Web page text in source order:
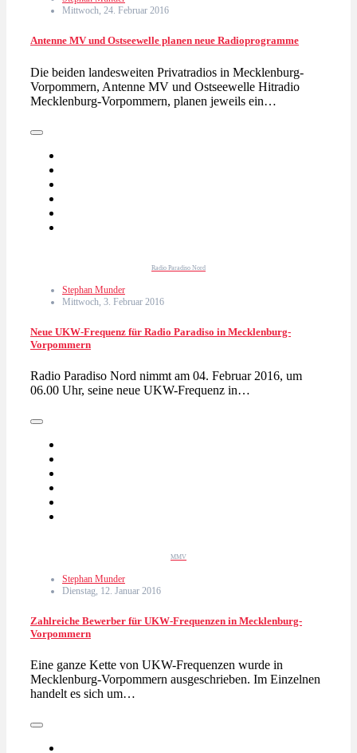
Mittwoch, 24. Februar 2016
Antenne MV und Ostseewelle planen neue Radioprogramme
Die beiden landesweiten Privatradios in Mecklenburg-
Vorpommern, Antenne MV und Ostseewelle Hitradio
Mecklenburg-Vorpommern, planen jeweils ein…
Radio Paradiso Nord
Stephan Munder
Mittwoch, 3. Februar 2016
Neue UKW-Frequenz für Radio Paradiso in Mecklenburg-
Vorpommern
Radio Paradiso Nord nimmt am 04. Februar 2016, um
06.00 Uhr, seine neue UKW-Frequenz in…
MMV
Stephan Munder
Dienstag, 12. Januar 2016
Zahlreiche Bewerber für UKW-Frequenzen in Mecklenburg-
Vorpommern
Eine ganze Kette von UKW-Frequenzen wurde in
Mecklenburg-Vorpommern ausgeschrieben. Im Einzelnen
handelt es sich um…